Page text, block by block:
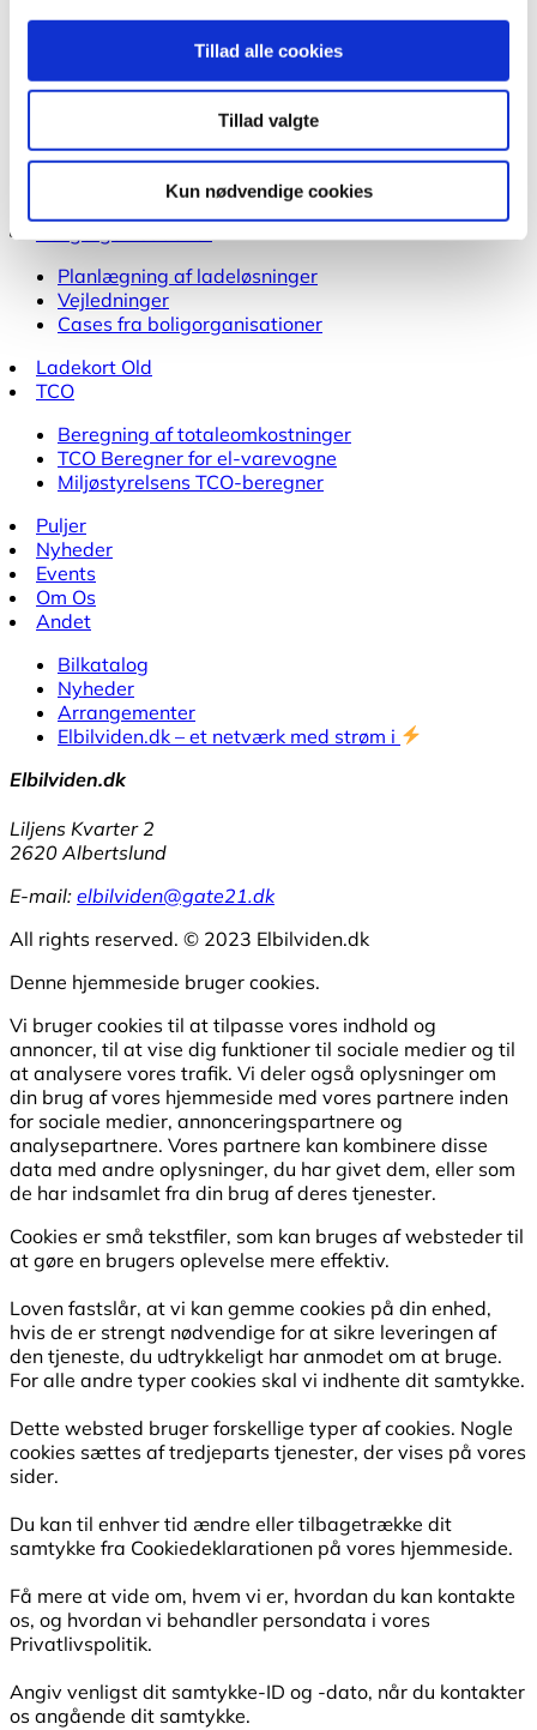
Tillad alle cookies
Tillad valgte
Kun nødvendige cookies
Kontrakter for ladeinfrastruktur
Ladeinfrastruktur i turistområder
Teknisk viden om
Brand i elbiler
Elbilbatterier
Elbilers klimapåvirkning
Planlægning af ladeløsninger
Vejledninger
Cases fra boligorganisationer
Ladekort Old
TCO
Beregning af totaleomkostninger
TCO Beregner for el-varevogne
Miljøstyrelsens TCO-beregner
Puljer
Nyheder
Events
Om Os
Andet
Bilkatalog
Nyheder
Arrangementer
Elbilviden.dk – et netværk med strøm i
Elbilviden.dk
Liljens Kvarter 2
2620 Albertslund
E-mail: elbilviden@gate21.dk
All rights reserved. © 2023 Elbilviden.dk
Denne hjemmeside bruger cookies.
Vi bruger cookies til at tilpasse vores indhold og
annoncer, til at vise dig funktioner til sociale medier og til
at analysere vores trafik. Vi deler også oplysninger om
din brug af vores hjemmeside med vores partnere inden
for sociale medier, annonceringspartnere og
analysepartnere. Vores partnere kan kombinere disse
data med andre oplysninger, du har givet dem, eller som
de har indsamlet fra din brug af deres tjenester.
Cookies er små tekstfiler, som kan bruges af websteder til
at gøre en brugers oplevelse mere effektiv.
Loven fastslår, at vi kan gemme cookies på din enhed,
hvis de er strengt nødvendige for at sikre leveringen af
den tjeneste, du udtrykkeligt har anmodet om at bruge.
For alle andre typer cookies skal vi indhente dit samtykke.
Dette websted bruger forskellige typer af cookies. Nogle
cookies sættes af tredjeparts tjenester, der vises på vores
sider.
Du kan til enhver tid ændre eller tilbagetrække dit
samtykke fra Cookiedeklarationen på vores hjemmeside.
Få mere at vide om, hvem vi er, hvordan du kan kontakte
os, og hvordan vi behandler persondata i vores
Privatlivspolitik.
Angiv venligst dit samtykke-ID og -dato, når du kontakter
os angående dit samtykke.